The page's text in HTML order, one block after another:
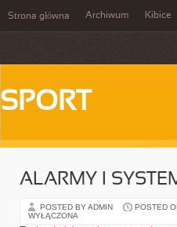
Strona główna Archiwum Kibice
SPORT
ALARMY I
POSTED BY ADMIN POSTED
WYŁĄCZONA